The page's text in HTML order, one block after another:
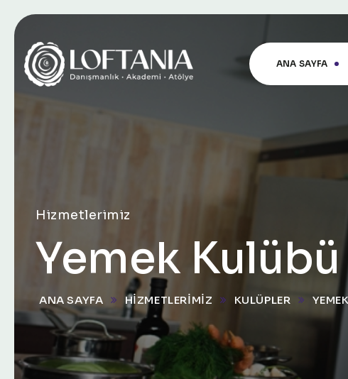
ANA SAYFA
Hizmetlerimiz
Yemek Kulübü
ANA SAYFA HIZMETLERIMIZ KULÜPLER